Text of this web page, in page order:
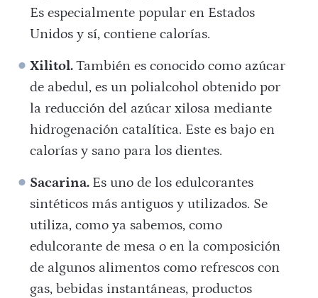
Es especialmente popular en Estados
Unidos y sí, contiene calorías.
Xilitol.También es conocido como azúcar
de abedul, ​es un polialcohol obtenido por
la reducción del azúcar xilosa mediante
hidrogenación catalítica. Este es bajo en
calorías y sano para los dientes.
Sacarina. Es uno de los edulcorantes
sintéticos más antiguos y utilizados. Se
utiliza, como ya sabemos, como
edulcorante de mesa o en la composición
de algunos alimentos como refrescos con
gas, bebidas instantáneas, productos